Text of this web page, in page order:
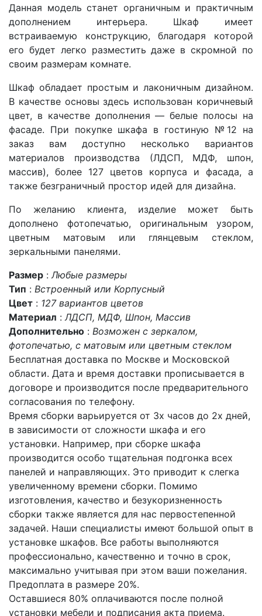
Данная модельстанет органичным и практичным
дополнением интерьера. Шкаф имеет
встраиваемую конструкцию, благодаря которой
его будет легко разместить даже в скромной по
своим размерам комнате.
Шкаф обладает простым и лаконичным дизайном.
В качестве основы здесь использован коричневый
цвет, в качестве дополнения — белые полосы на
фасаде. При покупке шкафа в гостиную №12 на
заказ вам доступно несколько вариантов
материалов производства (ЛДСП, МДФ, шпон,
массив), более 127 цветов корпуса и фасада, а
также безграничный простор идей для дизайна.
По желанию клиента, изделие может быть
дополнено фотопечатью, оригинальным узором,
цветным матовым или глянцевым стеклом,
зеркальными панелями.
Размер :Любые размеры
Тип : Встроенный или Корпусный
Цвет : 127 вариантов цветов
Материал :ЛДСП, МДФ, Шпон, Массив
Дополнительно : Возможен с зеркалом,
фотопечатью, с матовым или цветным стеклом
Бесплатная доставка по Москве и Московской
области. Дата и время доставки прописывается в
договоре и производится после предварительного
согласования по телефону.
Время сборки варьируется от 3х часов до 2х дней,
в зависимости от сложности шкафа и его
установки. Например, при сборке шкафа
производится особо тщательная подгонка всех
панелей и направляющих. Это приводит к слегка
увеличенному времени сборки. Помимо
изготовления, качество и безукоризненность
сборки также является для нас первостепенной
задачей. Наши специалисты имеют большой опыт в
установке шкафов. Все работы выполняются
профессионально, качественно и точно в срок,
максимально учитывая при этом ваши пожелания.
Предоплата в размере 20%.
Оставшиеся 80% оплачиваются после полной
установки мебели и подписания акта приема.